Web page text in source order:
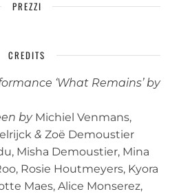
PREZZI
CREDITS
‘What Remains’ by
by Michiel Venmans,
& Zoë Demoustier
Misha Demoustier, Mina
Rosie Houtmeyers, Kyora
Maes, Alice Monserez,